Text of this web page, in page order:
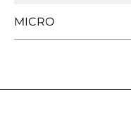
MICRO